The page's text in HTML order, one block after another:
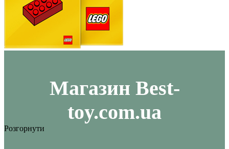
Maгазин Best-
toy.com.ua
Розгорнути